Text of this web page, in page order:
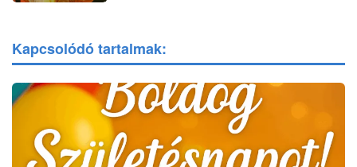
Kapcsolódó tartalmak: